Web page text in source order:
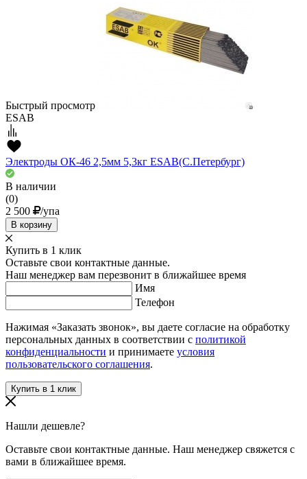
Быстрый просмотр
ESAB
Электроды ОК-46 2,5мм 5,3кг ESAB(С.Петербург)
В наличии
(0)
2 500
/упа
В корзину
Купить в 1 клик
Оставьте свои контактные данные.
Наш менеджер вам перезвонит в ближайшее время
Имя
Телефон
Нажимая «Заказать звонок», вы даете согласие на обработку
персональных данных в соответствии с политикой
конфиденциальности и принимаете условия
пользовательского соглашения.
Нашли дешевле?
Оставьте свои контактные данные. Наш менеджер свяжется с
вами в ближайшее время.